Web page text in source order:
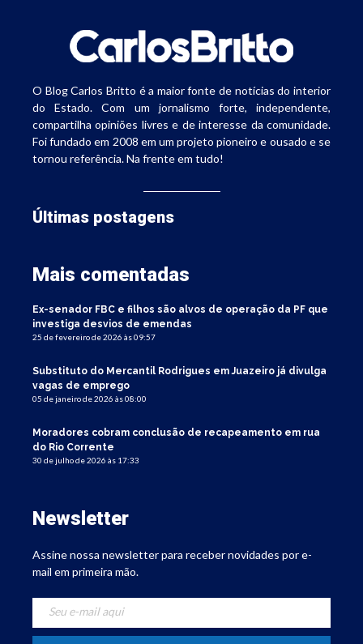
O Blog Carlos Britto é a maior fonte de notícias do interior
do Estado. Com um jornalismo forte, independente,
compartilha opiniões livres e de interesse da comunidade.
Foi fundado em 2008 em um projeto pioneiro e ousado e se
tornou referência. Na frente em tudo!
Últimas postagens
Mais comentadas
Ex-senador FBC e filhos são alvos de operação da PF que
investiga desvios de emendas
25 de fevereiro de 2026 às 09:57
Substituto do Mercantil Rodrigues em Juazeiro já divulga
vagas de emprego
05 de janeiro de 2026 às 08:00
Moradores cobram conclusão de recapeamento em rua
do Rio Corrente
30 de julho de 2026 às 17:33
Newsletter
Assine nossa newsletter para receber novidades por e-
mail em primeira mão.